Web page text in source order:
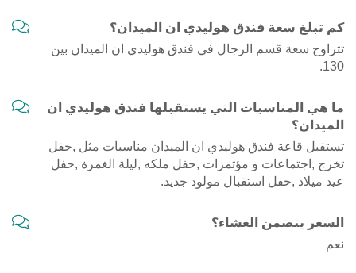
كم تبلغ سعة فندق هوليدي ان الميدان؟
تتراوح سعة قسم الرجال في فندق هوليدي ان الميدان بين
130.
ما هي المناسبات التي يستقبلها فندق هوليدي ان
الميدان؟
تستقبل قاعة فندق هوليدي ان الميدان مناسبات مثل ,حفل
تخرج ,اجتماعات و مؤتمرات ,حفل ملكه ,ليلة الغمرة ,حفل
عيد ميلاد ,حفل استقبال مولود جديد.
السعر يتضمن العشاء؟
نعم